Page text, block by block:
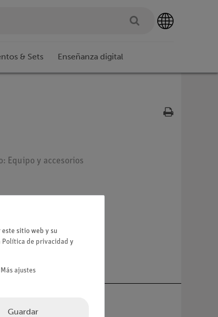
& Sets Enseñanza digital
Equipo y accesorios
este sitio web y su
Política de privacidad y
Más ajustes
Guardar